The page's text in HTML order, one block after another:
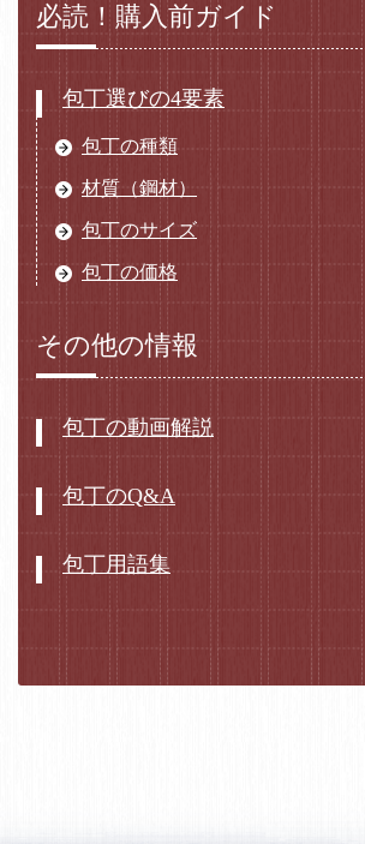
必読！購入前ガイド
包丁選びの4要素
包丁の種類
材質（鋼材）
包丁のサイズ
包丁の価格
その他の情報
包丁の動画解説
包丁のQ&A
包丁用語集